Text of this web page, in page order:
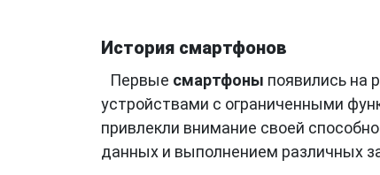
История смартфонов
Первые смартфоны появились на
устройствами с ограниченными
привлекли внимание своей
данных и выполнением различных